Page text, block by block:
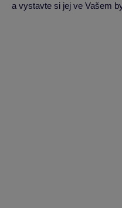
a vystavte si jej ve Vašem